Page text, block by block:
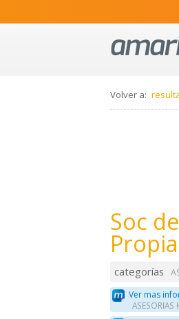
Volver a:
Soc
Propia
categorías
Ver mas
ASESORIAS